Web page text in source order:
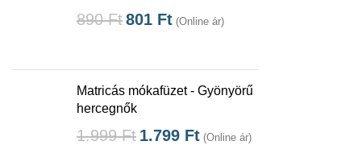
890Ft801 Ft (Online ár)
Matricás mókafüzet - Gyönyörű
hercegnők
1.999Ft 1.799 Ft (Online ár)